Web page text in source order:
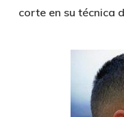
corte en su técnica